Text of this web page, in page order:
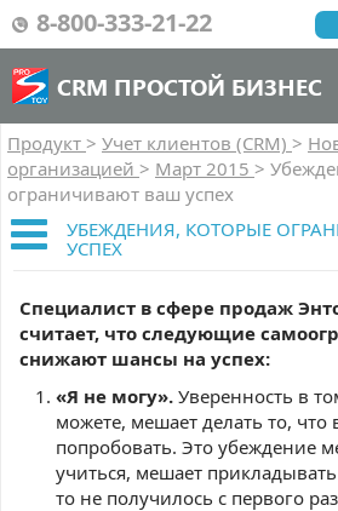
8-800-333-21-22
CRM ПРОСТОЙ БИЗНЕС
Продукт > Учет клиентов (CRM) >
организацией > Март 2015 >
ограничивают ваш успех
УБЕЖДЕНИЯ, КОТОРЫЕ
УСПЕХ
Специалист в сфере продаж
считает, что следующие
снижают шансы на успех:
«Я не могу». Уверенность в
можете, мешает делать то,
попробовать. Это убеждение
учиться, мешает
то не получилось с первого